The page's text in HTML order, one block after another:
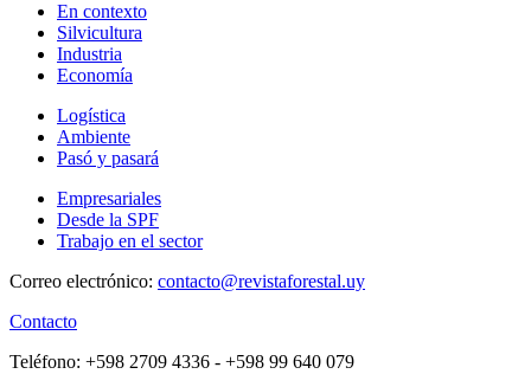
En contexto
Silvicultura
Industria
Economía
Logística
Ambiente
Pasó y pasará
Empresariales
Desde la SPF
Trabajo en el sector
Correo electrónico: contacto@revistaforestal.uy
Contacto
Teléfono: +598 2709 4336 ­- +598 99 640 079